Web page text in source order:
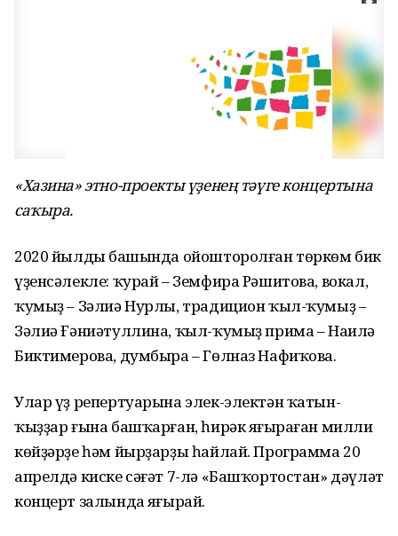
«Хазина» этно-проекты үҙенең тәүге концертына
саҡыра.
2020 йылдың башында ойошторолған төркөм бик
үҙенсәлекле: ҡурай – Земфира Рәшитова, вокал,
ҡумыҙ – Зәлиә Нурлы, традицион ҡыл-ҡумыҙ –
Зәлиә Ғәниәтуллина, ҡыл-ҡумыҙ прима – Наилә
Биктимерова, думбыра – Гөлназ Нафиҡова.
Улар үҙ репертуарына элек-электән ҡатын-
ҡыҙҙар ғына башҡарған, һирәк яңғыраған милли
көйҙәрҙе һәм йырҙарҙы һайлай. Программа 20
апрелдә киске сәғәт 7-лә «Башҡортостан» дәүләт
концерт залында яңғырай.